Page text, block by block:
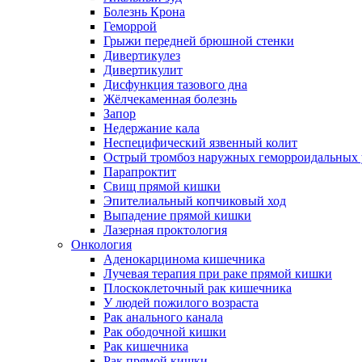
Болезнь Крона
Геморрой
Грыжи передней брюшной стенки
Дивертикулез
Дивертикулит
Дисфункция тазового дна
Жёлчекаменная болезнь
Запор
Недержание кала
Неспецифический язвенный колит
Острый тромбоз наружных геморроидальных
Парапроктит
Свищ прямой кишки
Эпителиальный копчиковый ход
Выпадение прямой кишки
Лазерная проктология
Онкология
Аденокарцинома кишечника
Лучевая терапия при раке прямой кишки
Плоскоклеточный рак кишечника
У людей пожилого возраста
Рак анального канала
Рак ободочной кишки
Рак кишечника